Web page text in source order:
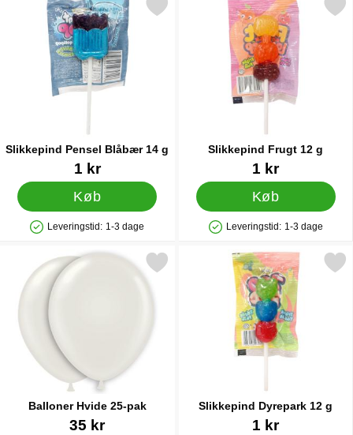
Slikkepind Pensel Blåbær 14 g
1 kr
Køb
Produkttilgængelighed: På lager
Leveringstid: 1-3 dage
Markér slikkepind Pensel Blåbær 14 g som favorit
Slikkepind Frugt 12 g
Varenr 902941 kr
Køb
Produkttilgængelighed: På lager
Leveringstid: 1-3 dage
Markér slikkepind
Balloner Hvide 25-pak
35 kr
Markér balloner Hvide 25-pak som favorit
Slikkepind Dyrepark 12 g
Varenr 902961 kr
Markér slikkepind